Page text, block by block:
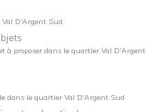
Val D'Argent Sud
à proposer dans le quartierVal D'Argent
dans le quartierVal D'Argent Sud